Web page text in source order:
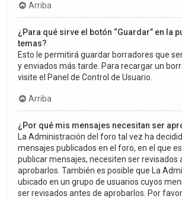
Arriba
¿Para qué sirve el botón “Guardar” en la
temas?
Esto le permitirá guardar borradores que
y enviados más tarde. Para recargar un
visite el Panel de Control de Usuario.
Arriba
¿Por qué mis mensajes necesitan ser
La Administración del foro tal vez ha
mensajes publicados en el foro, en el que
publicar mensajes, necesiten ser revisados
aprobarlos. También es posible que La
ubicado en un grupo de usuarios cuyos
ser revisados antes de aprobarlos. Por